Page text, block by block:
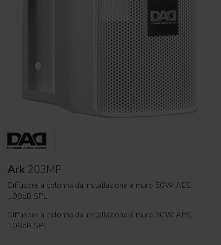
Ark 203MP
Diffusore a colonna da installazione a muro 50W AES,
108dB SPL
Diffusore a colonna da installazione a muro 50W AES,
108dB SPL